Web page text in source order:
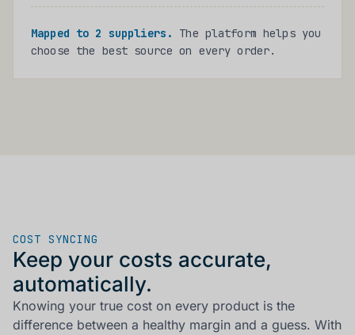
Mapped to 2 suppliers.
The platform helps you
choose the best source on every order.
COST SYNCING
Keep your costs accurate,
automatically.
Knowing your true cost on every product is the
difference between a healthy margin and a guess. With